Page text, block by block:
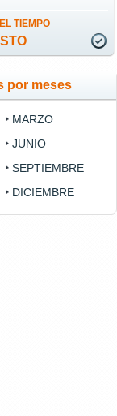
TIEMPO
por meses
MARZO
JUNIO
SEPTIEMBRE
DICIEMBRE